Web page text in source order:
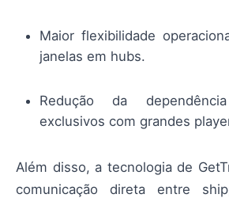
Maior flexibilidade
janelas em hubs.
Redução da
exclusivos com grandes
Além disso, a tecnologia de
comunicação direta entre